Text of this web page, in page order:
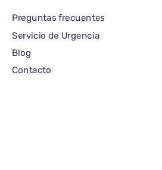
Preguntas frecuentes
Servicio de Urgencia
Blog
Contacto